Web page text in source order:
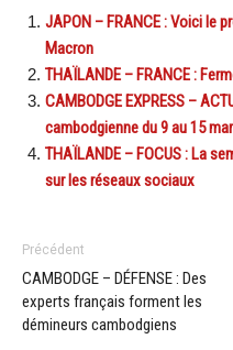
JAPON – FRANCE : Voici le
Macron
THAÏLANDE – FRANCE :
CAMBODGE EXPRESS –
cambodgienne du 9 au 15
THAÏLANDE – FOCUS : La
sur les réseaux sociaux
Précédent
CAMBODGE – DÉFENSE : Des
experts français forment les
démineurs cambodgiens